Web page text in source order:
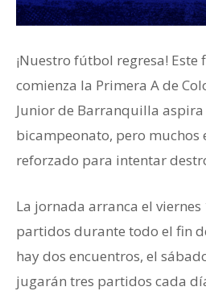
¡Nuestro fútbol regresa! Este
comienza la Primera A de
Junior de Barranquilla aspira
bicampeonato, pero muchos
reforzado para intentar
La jornada arranca el viernes
partidos durante todo el fin
hay dos encuentros, el
jugarán tres partidos cada